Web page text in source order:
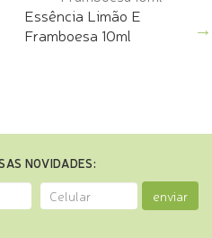
Essência Limão E
Framboesa 10ml
NOVIDADES:
enviar